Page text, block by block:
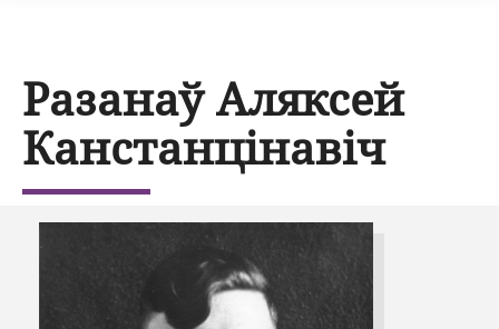
Разанаў Аляксей
Канстанцінавіч